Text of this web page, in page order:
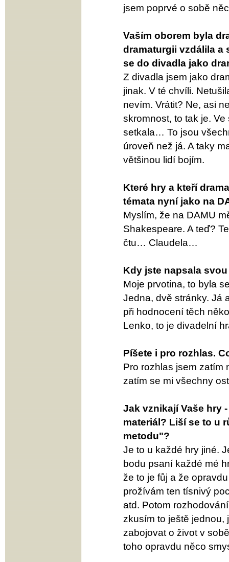
jsem poprvé o sobě
Vaším oborem byla
dramaturgii vzdálila a
se do divadla jako
Z divadla jsem jako
jinak. V té chvíli.
nevím. Vrátit? Ne, asi
skromnost, to tak je.
setkala… To jsou
úroveň než já. A taky
většinou lidí bojím.
Které hry a kteří
témata nyní jako na
Myslím, že na DAMU
Shakespeare. A teď?
čtu… Claudela…
Kdy jste napsala
Moje prvotina, to byla
Jedna, dvě stránky. Já
při hodnocení těch
Lenko, to je divadelní
Píšete i pro rozhlas.
Pro rozhlas jsem zatím
zatím se mi všechny
Jak vznikají Vaše hry
materiál? Liší se to u
metodu"?
Je to u každé hry jiné.
bodu psaní každé mé
že to je fůj a že
prožívám ten tísnivý
atd. Potom
zkusím to ještě jednou,
zabojovat o život v
toho opravdu něco